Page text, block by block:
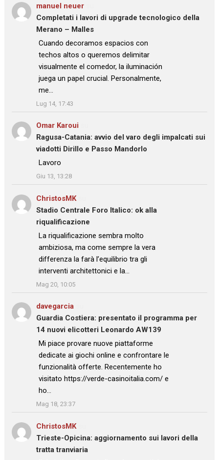
manuel neuer
Completati i lavori di upgrade tecnologico della
Merano – Malles
: “
Cuando decoramos espacios con
techos altos o queremos delimitar
visualmente el comedor, la iluminación
juega un papel crucial. Personalmente,
me…
”
Lug 14, 17:43
Omar Karoui
Ragusa-Catania: avvio del varo degli impalcati sui
viadotti Dirillo e Passo Mandorlo
: “Lavoro
”
Giu 13, 13:28
ChristosMKsu
Stadio Centrale Foro Italico: ok alla
riqualificazione
: “La riqualificazione sembra molto
ambiziosa, ma come sempre la vera
differenza la farà l’equilibrio tra gli
interventi architettonici e la…
”
Mag 20, 10:05
davegarcia
Guardia Costiera: presentato il programma per
14 nuovi elicotteri Leonardo AW139
: “
Mi piace provare nuove piattaforme
dedicate ai giochi online e confrontare le
funzionalità offerte. Recentemente ho
visitato https://verde-casinoitalia.com/ e
ho…
”
Mag 18, 23:37
ChristosMKsu
Trieste-Opicina: aggiornamento sui lavori della
tratta tranviaria